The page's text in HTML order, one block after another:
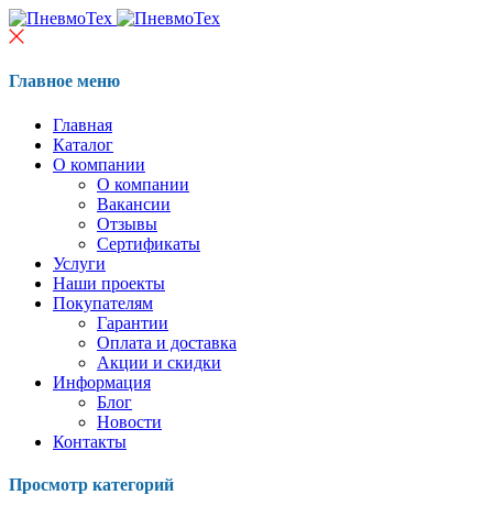
Главное меню
Главная
Каталог
О компании
О компании
Вакансии
Отзывы
Сертификаты
Услуги
Наши проекты
Покупателям
Гарантии
Оплата и доставка
Акции и скидки
Информация
Блог
Новости
Контакты
Просмотр категорий